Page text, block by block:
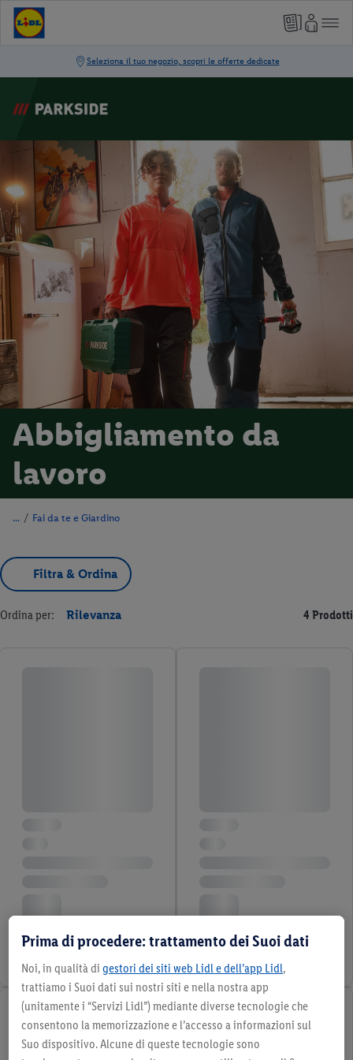
Abbigliamento da
lavoro
/ Fai da te e Giardino
Filtra & Ordina
Ordina per: Rilevanza 4 Prodotti
Prima di procedere: trattamento dei Suoi dati
Noi, in qualità di gestori dei siti web Lidl e dell’app Lidl,
trattiamo i Suoi dati sui nostri siti e nella nostra app
(unitamente i “Servizi Lidl”) mediante diverse tecnologie che
consentono la memorizzazione e l’accesso a informazioni sul
Suo dispositivo. Alcune di queste tecnologie sono